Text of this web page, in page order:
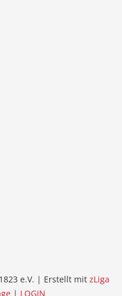
e.V. | Erstellt mit zLiga
| LOGIN